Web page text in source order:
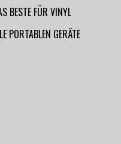
BESTE FÜR VINYL
PORTABLEN GERÄTE